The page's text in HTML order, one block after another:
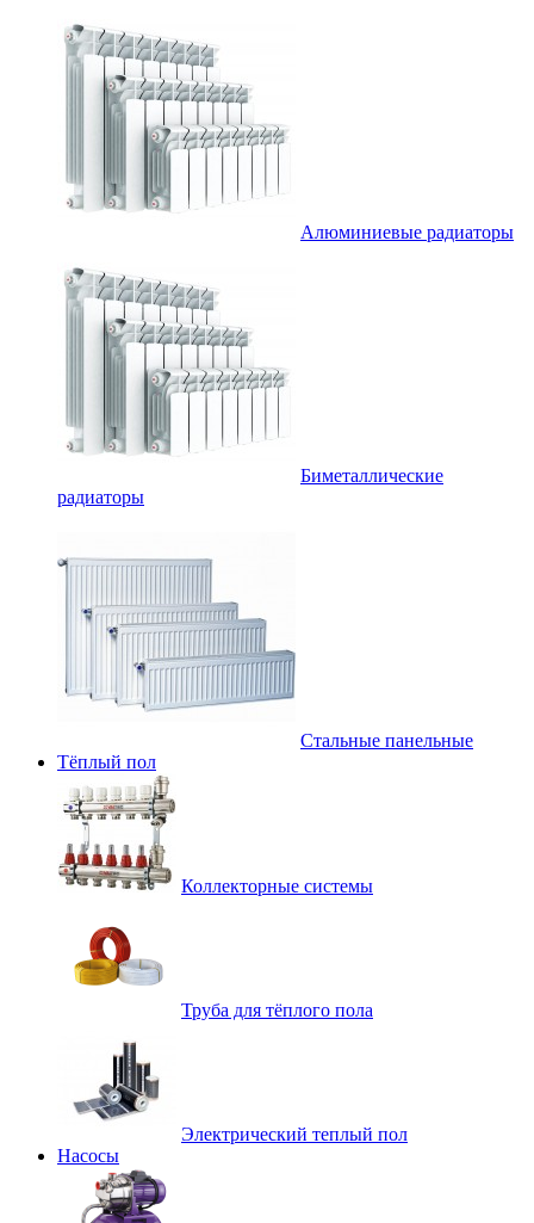
Алюминиевые радиаторы
Биметаллические
радиаторы
Стальные панельные
Тёплый пол
Коллекторные системы
Труба для тёплого пола
Электрический теплый пол
Насосы